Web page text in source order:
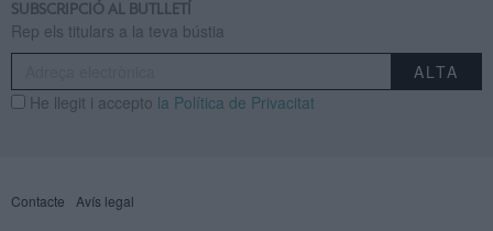
SUBSCRIPCIÓ AL BUTLLETÍ
Rep els titulars a la teva bústia
He llegit i accepto la Política de Privacitat
Contacte Avís legal